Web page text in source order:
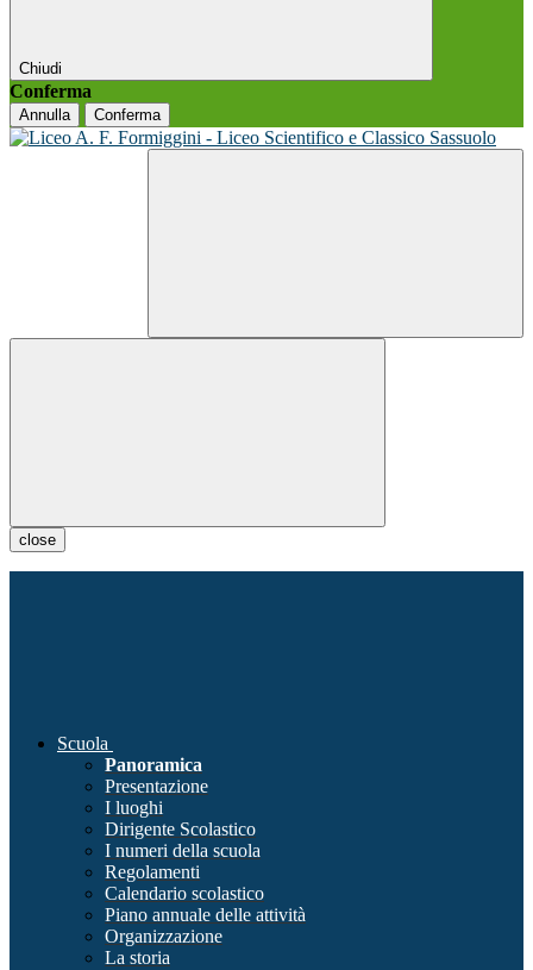
Chiudi
Conferma
Annulla Conferma
close
Scuola
Panoramica
Presentazione
I luoghi
Dirigente Scolastico
I numeri della scuola
Regolamenti
Calendario scolastico
Piano annuale delle attività
Organizzazione
La storia